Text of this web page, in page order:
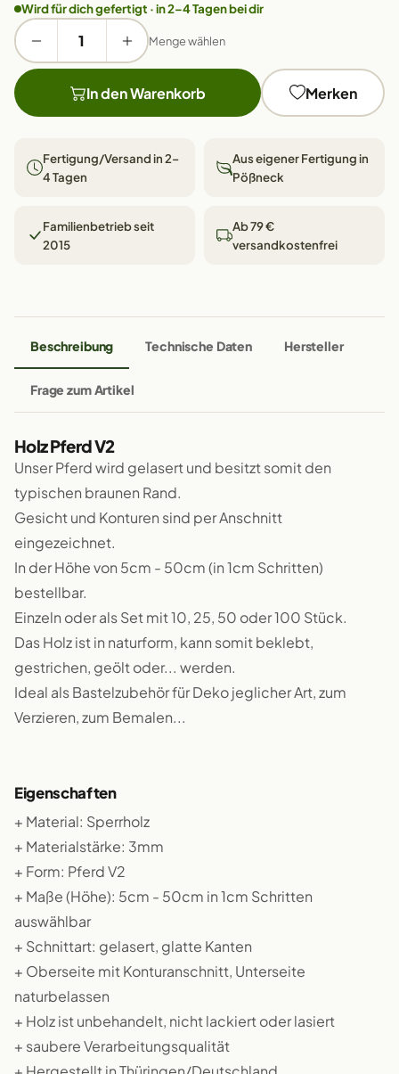
Wird für dich gefertigt · in 2–4 Tagen bei dir
Menge wählen
In den Warenkorb Merken
Fertigung/Versand in 2–
4 Tagen
Aus eigener Fertigung in
Pößneck
Familienbetrieb seit
2015
Ab 79 €
versandkostenfrei
Beschreibung Technische Daten Hersteller
Frage zum Artikel
Holz Pferd V2
Unser Pferd wird gelasert und besitzt somit den
typischen braunen Rand.
Gesicht und Konturen sind per Anschnitt
eingezeichnet.
In der Höhe von 5cm - 50cm (in 1cm Schritten)
bestellbar.
Einzeln oder als Set mit 10, 25, 50 oder 100 Stück.
Das Holz ist in naturform, kann somit beklebt,
gestrichen, geölt oder... werden.
Ideal als Bastelzubehör für Deko jeglicher Art, zum
Verzieren, zum Bemalen...
Eigenschaften
+ Material: Sperrholz
+ Materialstärke: 3mm
+ Form: Pferd V2
+ Maße (Höhe): 5cm - 50cm in 1cm Schritten
auswählbar
+ Schnittart: gelasert, glatte Kanten
+ Oberseite mit Konturanschnitt, Unterseite
naturbelassen
+ Holz ist unbehandelt, nicht lackiert oder lasiert
+ saubere Verarbeitungsqualität